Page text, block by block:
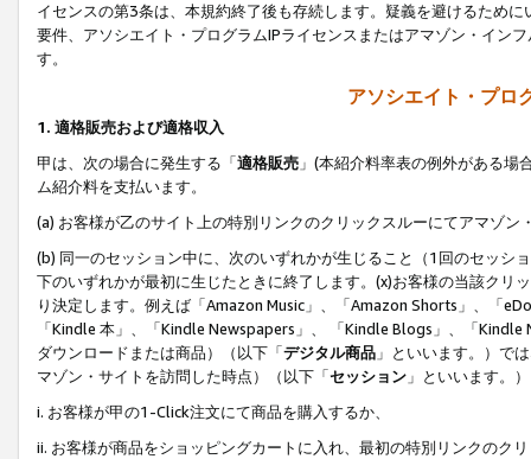
イセンスの第3条は、本規約終了後も存続します。疑義を避けるため
要件、アソシエイト・プログラムIPライセンスまたはアマゾン・イン
す。
アソシエイト・プロ
1. 適格販売および適格収入
甲は、次の場合に発生する「適格販売 」(本紹介料率表の例外がある
ム紹介料を支払います。
(a) お客様が乙のサイト上の特別リンクのクリックスルーにてアマゾン
(b) 同一のセッション中に、次のいずれかが生じること（1回のセッシ
下のいずれかが最初に生じたときに終了します。(x)お客様の当該ク
り決定します。例えば「Amazon Music」、「Amazon Shorts」、「
「Kindle 本」、「Kindle Newspapers」、 「Kindle Blogs」、「
ダウンロードまたは商品）（以下「デジタル商品 」といいます。）で
マゾン・サイトを訪問した時点）（以下「セッション 」といいます。
i. お客様が甲の1-Click注文にて商品を購入するか、
ii. お客様が商品をショッピングカートに入れ、最初の特別リンクのク